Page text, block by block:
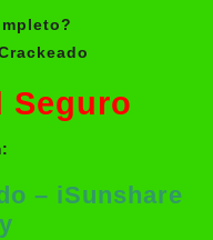
Seguro
– iSunshare